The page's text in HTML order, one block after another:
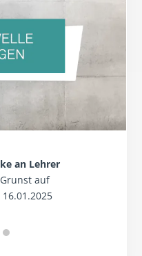
an Lehrer
auf